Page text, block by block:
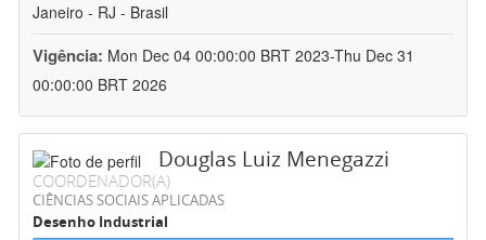
Janeiro - RJ - Brasil
Vigência: Mon Dec 04 00:00:00 BRT 2023-Thu Dec 31
00:00:00 BRT 2026
Douglas Luiz Menegazzi
COORDENADOR(A)
CIÊNCIAS SOCIAIS APLICADAS
Desenho Industrial